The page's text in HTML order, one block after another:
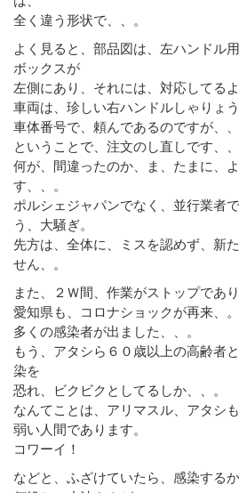
全く違う形状で、、。
よく見ると、部品図は、左ハンドル
ボックスが
左側にあり、それには、対応してるよ
車両は、珍しい右ハンドルしゃりょう
車体番号で、頼んであるのですが、、
ということで、注文のし直しです、、
何が、間違ったのか、ま、たまに、
す、、。
ポルシェジャパンでなく、並行業者
う、大騒ぎ。
先方は、全体に、ミスを認めず、新
せん、。
また、２Ｗ間、作業がストップであり
愛知県も、コロナショックが再来、。
多くの感染者が出ました、、。
もう、アタシら６０歳以上の高齢者
染を
恐れ、ビクビクとしてるしか、、。
なんてことは、アリマスル、アタシ
弱い人間であります。
コワーイ！
などと、ふざけていたら、感染するか